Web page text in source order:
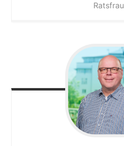
Ratsfrau